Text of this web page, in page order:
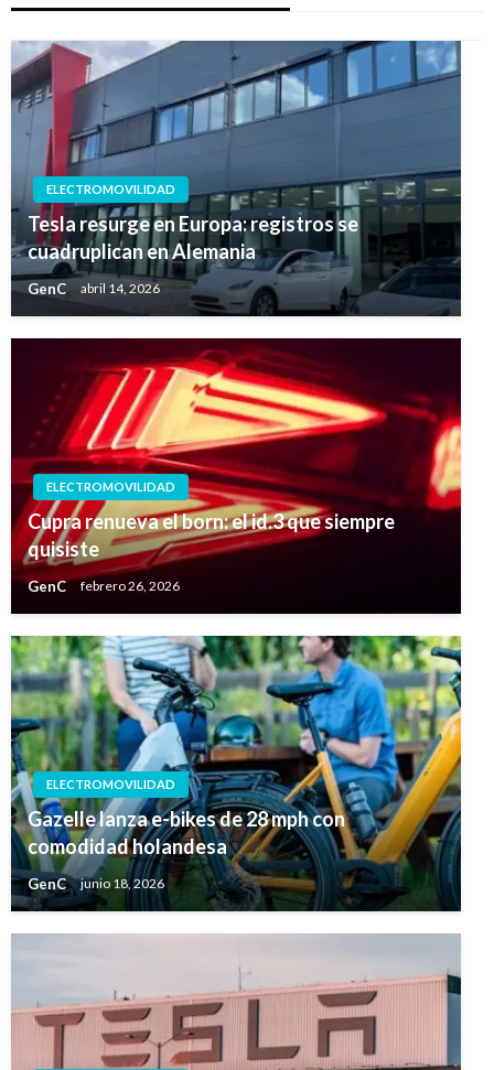
ELECTROMOVILIDAD
Tesla resurge en Europa: registros se
cuadruplican en Alemania
GenC abril 14, 2026
ELECTROMOVILIDAD
Cupra renueva el born: el id.3 que siempre
quisiste
GenC febrero 26, 2026
ELECTROMOVILIDAD
Gazelle lanza e-bikes de 28 mph con
comodidad holandesa
GenC junio 18, 2026